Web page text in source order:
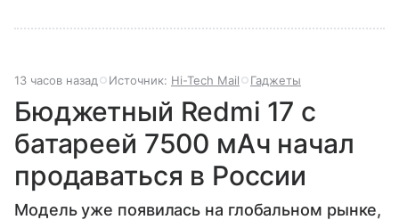
13 часов назад Источник: Hi-Tech Mail Гаджеты
Бюджетный Redmi 17 с
батареей 7500 мАч начал
продаваться в России
Модель уже появилась на глобальном рынке,